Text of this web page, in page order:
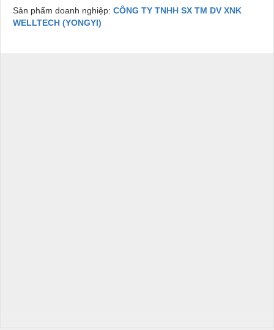
Sản phẩm doanh nghiệp: CÔNG TY TNHH SX TM DV XNK
WELLTECH (YONGYI)